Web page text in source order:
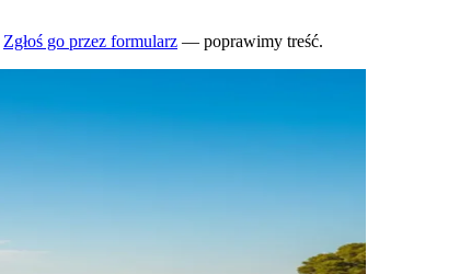
Zgłoś go przez formularz — poprawimy treść.